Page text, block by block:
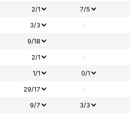
2/1
7/5
3/3 -
9/18 -
2/1 -
1/1
0/1
29/17 -
9/7
3/3